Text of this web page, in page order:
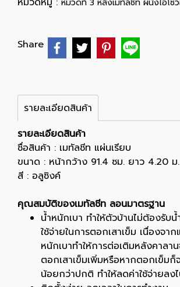
หมวดที่ 3 หลังเมทัลชีท ผนังไอโซ
Share
รายละเอียดสินค้า
รายละเอียดสินค้า
ชื่อสินค้า : เมทัลชีท แผ่นเรียบ
ขนาด : หน้ากว้าง 91.4 ซม. ยาว 4.20 ม.
สี : อลูซิงค์
คุณสมบัติของเมทัลชีท ลอนมาตรฐาน
น้ำหนักเบา ทำให้ตัวบ้านไม่ต้องรับ
ใช้จ่ายในการตอกเสาเข็ม เนื่องจา
หนักเบาทำให้การต่อเติมหลังคาลา
ตอกเสาเข็มเพิ่มหรือหากตอกเข็มก็
น้อยกว่าปกติ ทำให้ลดค่าใช้จ่ายลง